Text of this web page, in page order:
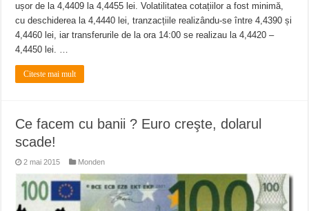
ușor de la 4,4409 la 4,4455 lei. Volatilitatea cotațiilor a fost minimă,
cu deschiderea la 4,4440 lei, tranzacțiile realizându-se între 4,4390 și
4,4460 lei, iar transferurile de la ora 14:00 se realizau la 4,4420 –
4,4450 lei. …
Citeste mai mult
Ce facem cu banii ? Euro creşte, dolarul
scade!
2 mai 2015 Monden